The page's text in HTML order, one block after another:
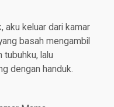
aku keluar dari kamar
basah mengambil
tubuhku, lalu
dengan handuk.